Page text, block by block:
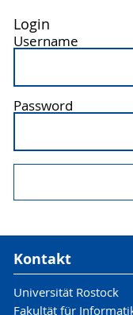
Login
Username
Password
Kontakt
Universität Rostock
Fakultät für